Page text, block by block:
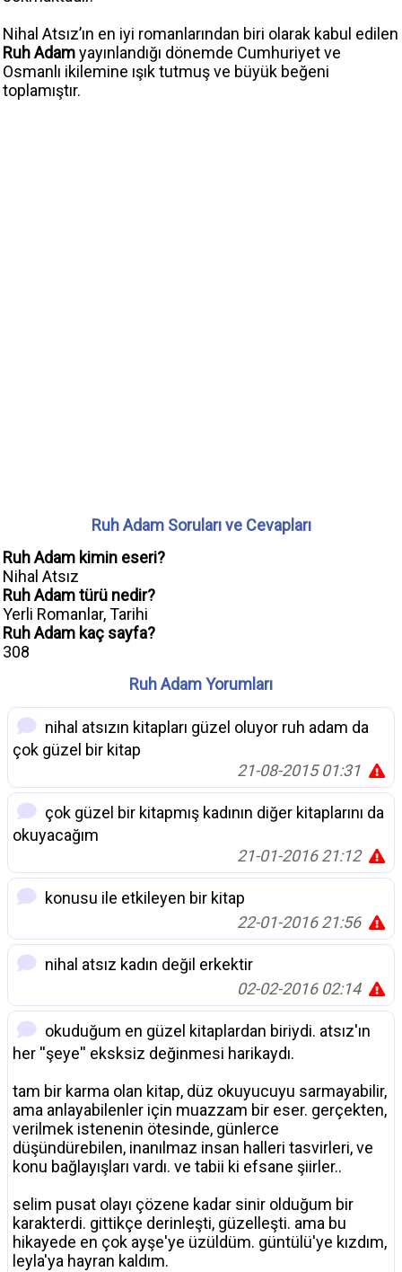
Nihal Atsız’ın en iyi romanlarından biri olarak kabul edilen
Ruh Adamyayınlandığı dönemde Cumhuriyet ve
Osmanlı ikilemine ışık tutmuş ve büyük beğeni
toplamıştır.
Ruh Adam Soruları ve Cevapları
Ruh Adam kimin eseri?
Nihal Atsız
Ruh Adam türü nedir?
Yerli Romanlar, Tarihi
Ruh Adam kaç sayfa?
308
Ruh Adam Yorumları
nihal atsızın kitapları güzel oluyor ruh adam da
çok güzel bir kitap
21-08-2015 01:31
çok güzel bir kitapmış kadının diğer kitaplarını da
okuyacağım
21-01-2016 21:12
konusu ile etkileyen bir kitap
22-01-2016 21:56
nihal atsız kadın değil erkektir
02-02-2016 02:14
okuduğum en güzel kitaplardan biriydi. atsız'ın
her ''şeye'' eksksiz değinmesi harikaydı.
tam bir karma olan kitap, düz okuyucuyu sarmayabilir,
ama anlayabilenler için muazzam bir eser. gerçekten,
verilmek istenenin ötesinde, günlerce
düşündürebilen, inanılmaz insan halleri tasvirleri, ve
konu bağlayışları vardı. ve tabii ki efsane şiirler..
selim pusat olayı çözene kadar sinir olduğum bir
karakterdi. gittikçe derinleşti, güzelleşti. ama bu
hikayede en çok ayşe'ye üzüldüm. güntülü'ye kızdım,
leyla'ya hayran kaldım.